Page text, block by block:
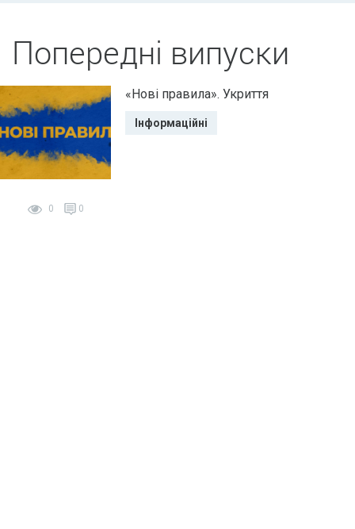
Попередні випуски
0 0
«Нові правила». Укриття
Інформаційні